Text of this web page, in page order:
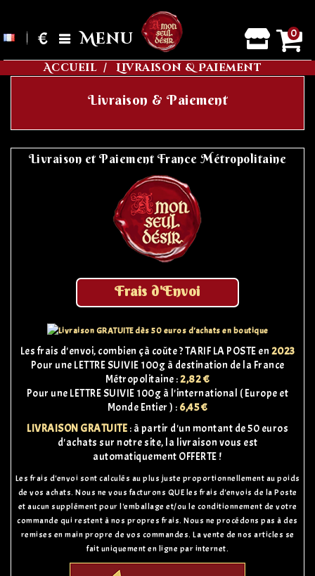
0
€ Menu
Accueil Livraison & Paiement
Livraison & Paiement
Livraison et Paiement France Métropolitaine
Frais d'Envoi
Les frais d'envoi, combien çà coûte ? TARIF LA POSTE en 2023
Pour une LETTRE SUIVIE 100g à destination de la France
Métropolitaine :2,82 €
Pour une LETTRE SUIVIE 100g à l'international ( Europe et
Monde Entier ) : 6,45 €
LIVRAISON GRATUITE : à partir d'un montant de 50 euros
d'achats sur notre site, la livraison vous est
automatiquement OFFERTE !
Les frais d'envoi sont calculés au plus juste proportionnellement au poids
de vos achats. Nous ne vous facturons QUE les frais d'envois de la Poste
et aucun supplément pour l'emballage et/ou le conditionnement de votre
commande qui restent à nos propres frais.Nous ne procédons pas à des
remises en main propre de vos commandes. La vente de nos articles se
fait uniquement en ligne par internet.